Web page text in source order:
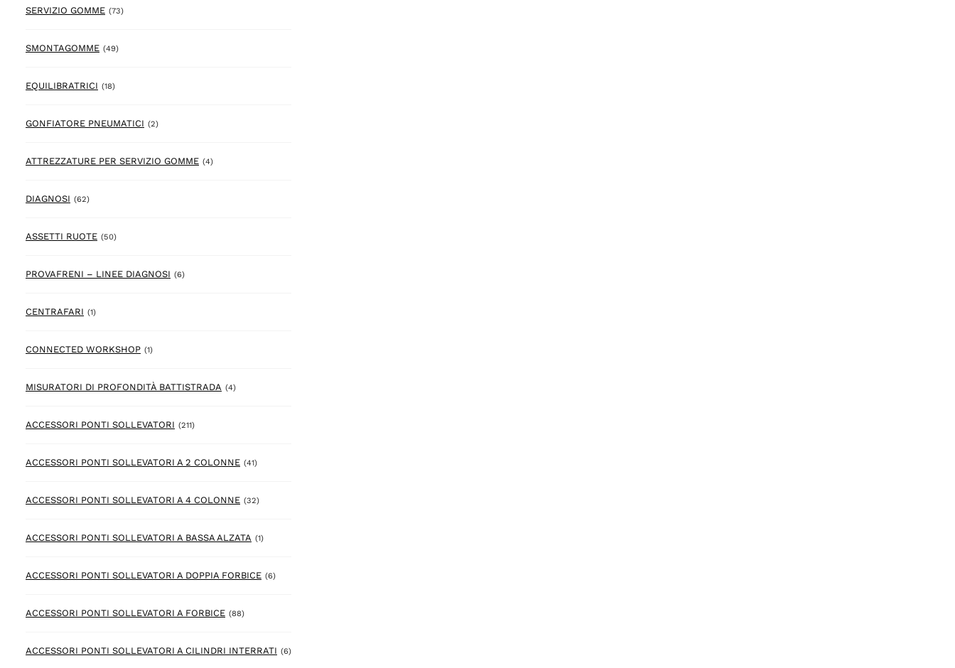
SERVIZIO GOMME (73)73 prodotto
SMONTAGOMME (49)49 prodotto
EQUILIBRATRICI (18)18 prodotto
GONFIATORE PNEUMATICI (2)2 prodotto
ATTREZZATURE PER SERVIZIO GOMME (4)4 prodotto
DIAGNOSI (62)62 prodotto
ASSETTI RUOTE (50)50 prodotto
PROVAFRENI – LINEE DIAGNOSI (6)6 prodotto
CENTRAFARI (1)1 prodotto
CONNECTED WORKSHOP (1)1 prodotto
MISURATORI DI PROFONDITÀ BATTISTRADA (4)4 prodotto
ACCESSORI PONTI SOLLEVATORI (211)211 prodotto
ACCESSORI PONTI SOLLEVATORI A 2 COLONNE (41)41 prodotto
ACCESSORI PONTI SOLLEVATORI A 4 COLONNE (32)32 prodotto
ACCESSORI PONTI SOLLEVATORI A BASSA ALZATA (1)1 prodotto
ACCESSORI PONTI SOLLEVATORI A DOPPIA FORBICE (6)6 prodotto
ACCESSORI PONTI SOLLEVATORI A FORBICE (88)88 prodotto
ACCESSORI PONTI SOLLEVATORI A CILINDRI INTERRATI (6)6 prodotto